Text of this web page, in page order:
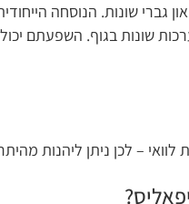
בטיפול בבעיות און גברי
השפעתם יכולה לאפשר
ניתן ליהנות מהיתרונות